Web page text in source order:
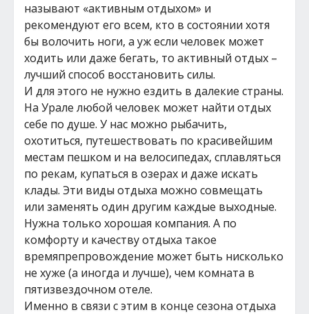
называют «активным отдыхом» и
рекомендуют его всем, кто в состоянии хотя
бы волочить ноги, а уж если человек может
ходить или даже бегать, то активный отдых –
лучший способ восстановить силы.
И для этого не нужно ездить в далекие страны.
На Урале любой человек может найти отдых
себе по душе. У нас можно рыбачить,
охотиться, путешествовать по красивейшим
местам пешком и на велосипедах, сплавляться
по рекам, купаться в озерах и даже искать
клады. Эти виды отдыха можно совмещать
или заменять один другим каждые выходные.
Нужна только хорошая компания. А по
комфорту и качеству отдыха такое
времяпрепровождение может быть нисколько
не хуже (а иногда и лучше), чем комната в
пятизвездочном отеле.
Именно в связи с этим в конце сезона отдыха